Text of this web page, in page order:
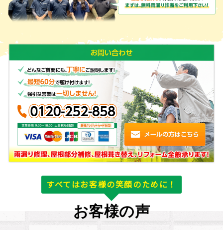
すべてはお客様の笑顔のために！
お客様の声